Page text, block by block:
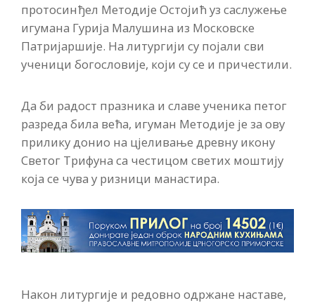
протосинђел Методије Остојић уз саслужење
игумана Гурија Малушина из Московске
Патријаршије. На литургији су појали сви
ученици богословије, који су се и причестили.
Да би радост празника и славе ученика петог
разреда била већа, игуман Методије је за ову
прилику донио на цјеливање древну икону
Светог Трифуна са честицом светих моштију
која се чува у ризници манастира.
Након литургије и редовно одржане наставе,